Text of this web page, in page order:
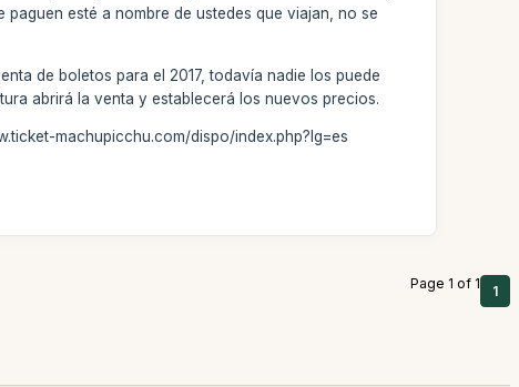
esté a nombre de ustedes que viajan, no se
de boletos para el 2017, todavía nadie los puede
abrirá la venta y establecerá los nuevos precios.
machupicchu.com/dispo/index.php?lg=es
Page 1 of 1 1